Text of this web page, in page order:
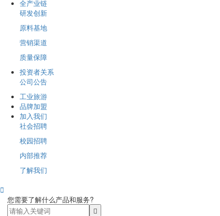
全产业链
研发创新
原料基地
营销渠道
质量保障
投资者关系
公司公告
工业旅游
品牌加盟
加入我们
社会招聘
校园招聘
内部推荐
了解我们

您需要了解什么产品和服务?